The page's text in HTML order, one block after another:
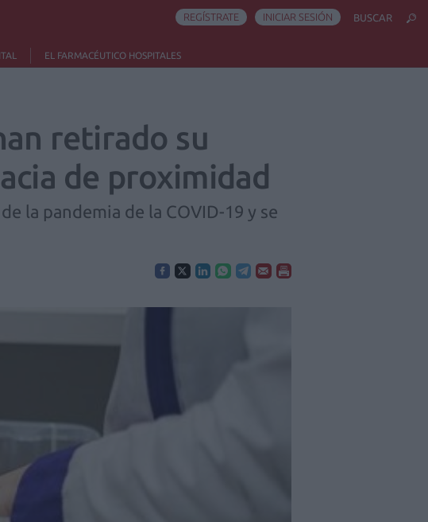
EL FARMACÉUTICO HOSPITALES
REGÍSTRATE INICIAR SESIÓN BUSCAR
retirado su
de proximidad
la pandemia de la COVID-19 y se